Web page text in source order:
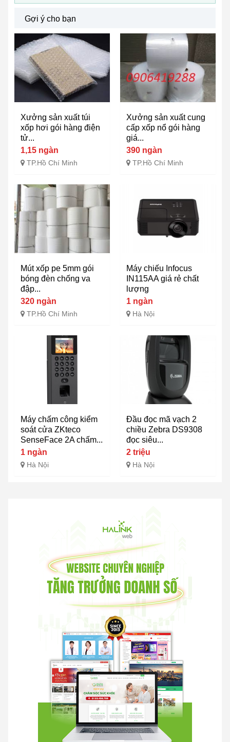
Gợi ý cho bạn
Xưởng sản xuất túi
xốp hơi gói hàng điện
tử...
1,15 ngàn
TP.Hồ Chí Minh
Xưởng sản xuất cung
cấp xốp nổ gói hàng
giá...
390 ngàn
TP.Hồ Chí Minh
Mút xốp pe 5mm gói
bóng đèn chống va
đập...
320 ngàn
TP.Hồ Chí Minh
Máy chiếu Infocus
IN115AA giá rẻ chất
lượng
1 ngàn
Hà Nội
Máy chấm công kiểm
soát cửa ZKteco
SenseFace 2A chấm...
1 ngàn
Hà Nội
Đầu đọc mã vạch 2
chiều Zebra DS9308
đọc siêu...
2 triệu
Hà Nội